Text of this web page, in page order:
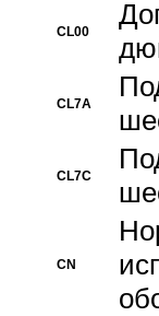
CL00
CL7A
CL7C
CN